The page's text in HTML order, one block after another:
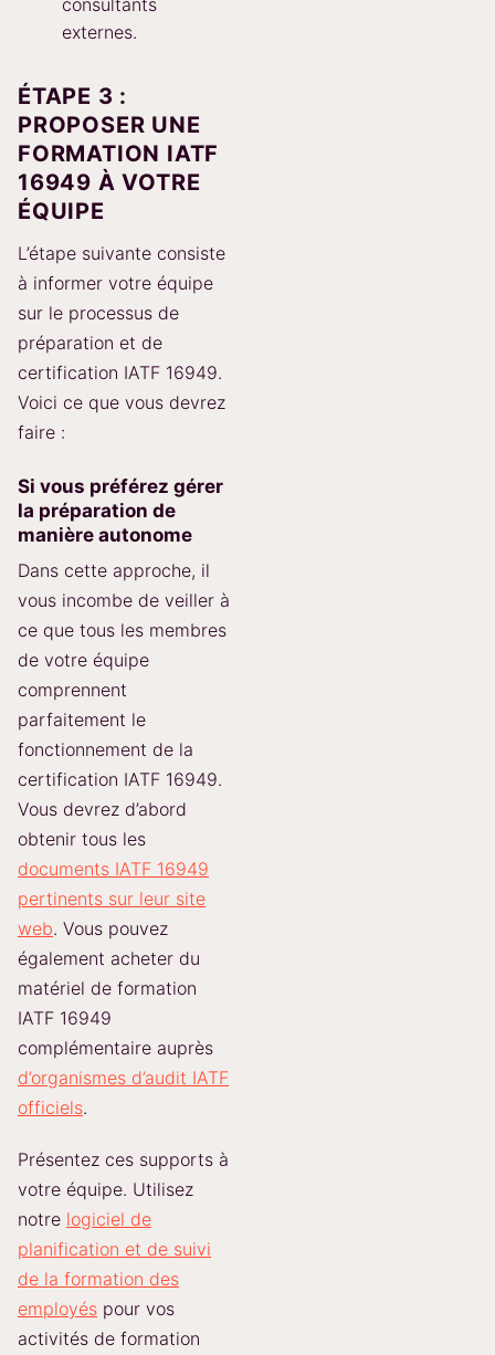
externes.
ÉTAPE 3 :
PROPOSER UNE
FORMATION IATF
16949 À VOTRE
ÉQUIPE
L’étape suivante consiste
à informer votre équipe
sur le processus de
préparation et de
certification IATF 16949.
Voici ce que vous devrez
faire :
Si vous préférez gérer
la préparation de
manière autonome
Dans cette approche, il
vous incombe de veiller à
ce que tous les membres
de votre équipe
comprennent
parfaitement le
fonctionnement de la
certification IATF 16949.
Vous devrez d’abord
obtenir tous les
documents IATF 16949
pertinents sur leur site
web. Vous pouvez
également acheter du
matériel de formation
IATF 16949
complémentaire auprès
d’organismes d’audit IATF
officiels.
Présentez ces supports à
votre équipe. Utilisez
notre logiciel de
planification et de suivi
de la formation des
employés pour vos
activités de formation